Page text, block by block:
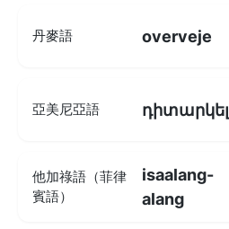
丹麥語 overveje
亞美尼亞語 դիտարկել
他加祿語（菲律
賓語）
isaalang-
alang